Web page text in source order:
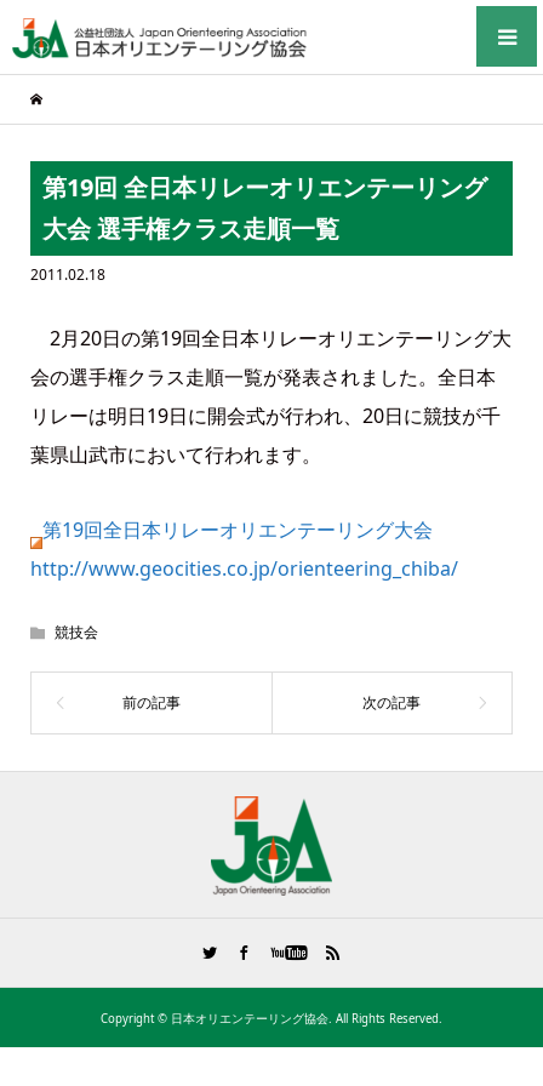
第19回 全日本リレーオリエンテーリング
大会 選手権クラス走順一覧
2011.02.18
2月20日の第19回全日本リレーオリエンテーリング大
会の選手権クラス走順一覧が発表されました。全日本
リレーは明日19日に開会式が行われ、20日に競技が千
葉県山武市において行われます。
第19回全日本リレーオリエンテーリング大会
http://www.geocities.co.jp/orienteering_chiba/
競技会
Copyright © 日本オリエンテーリング協会. All Rights Reserved.